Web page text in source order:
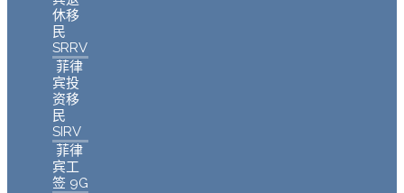
休移
民
SRRV
菲律
宾投
资移
民
SIRV
菲律
宾工
签 9G